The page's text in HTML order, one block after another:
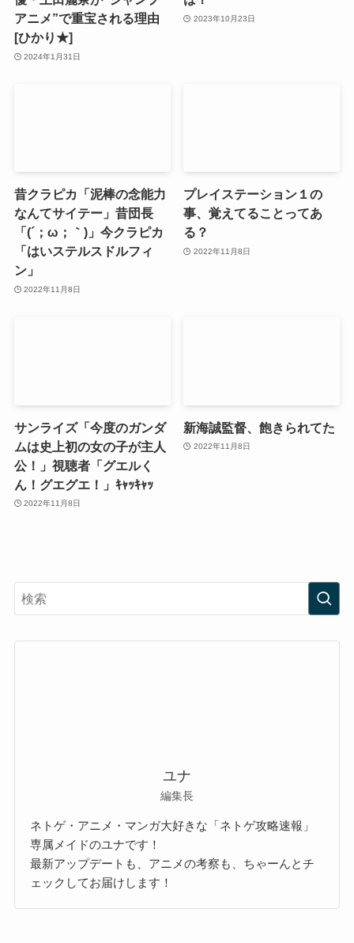
アニメ”で重宝される理由
[ひかり★]
2024年1月31日
2023年10月23日
昔クラピカ「泥棒の念能力
なんてサイテー」昔団長
「(´；ω；｀)」今クラピカ
「はいステルスドルフィ
ン」
2022年11月8日
プレイステーション１の
事、覚えてることってあ
る？
2022年11月8日
サンライズ「今度のガンダ
ムは史上初の女の子が主人
公！」視聴者「グエルく
ん！グエグエ！」ｷｬｯｷｬｯ
2022年11月8日
新海誠監督、飽きられてた
2022年11月8日
ユナ
編集長
ネトゲ・アニメ・マンガ大好きな「ネトゲ攻略速報」
専属メイドのユナです！
最新アップデートも、アニメの考察も、ちゃーんとチ
ェックしてお届けします！